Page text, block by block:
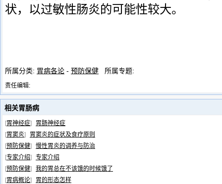
状，以过敏性肠炎的可能性较大。
所属分类: 胃病各论 - 预防保健 所属专题:
责任编辑:
相关胃肠病
[胃神经症]
胃肠神经症
[胃窦炎]
胃窦炎的症状及食疗原则
[预防保健]
慢性胃炎的调养与防治
[专家介绍]
专家介绍
[预防保健]
我的胃总在不该饿的时候饿了
[胃病概论]
胃的形态怎样